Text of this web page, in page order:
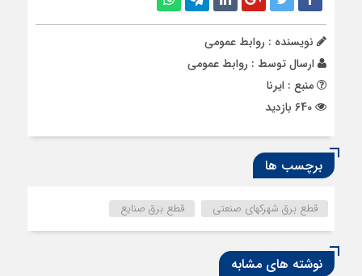
نویسنده : روابط عمومی
ارسال توسط : روابط عمومی
منبع : ایرنا
برچسب ها
قطع برق شهرکهای صنعتی قطع برق صنایع
نوشته های مشابه